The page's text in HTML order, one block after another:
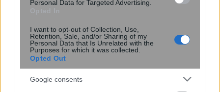
Personal Data for Targeted Advertising.
I want to opt-out of Collection, Use,
Retention, Sale, and/or Sharing of my
Personal Data that Is Unrelated with the
Purposes for which it was collected.
Opted Out
Google consents
Σκανδιναβικό bob: Το καρέ που κάνει
τα λεπτά μαλλιά να δείχνουν πιο
πλούσια – Το προτιμούν celebrities